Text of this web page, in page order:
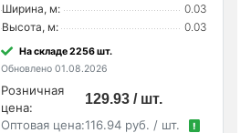
Ширина, м:
0.03
Высота, м:
0.03
На складе 2256 шт.
Обновлено 01.08.2026
Розничная
цена:
129.93 / шт.
Оптовая цена:116.94 руб. / шт. !